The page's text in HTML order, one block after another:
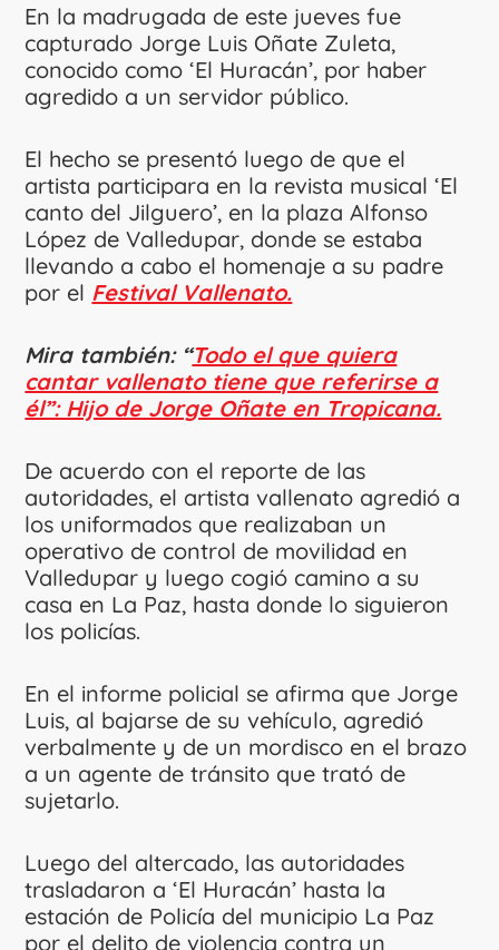
En la madrugada de este jueves fue
capturado Jorge Luis Oñate Zuleta,
conocido como ‘El Huracán’, por haber
agredido a un servidor público.
El hecho se presentó luego de que el
artista participara en la revista musical ‘El
canto del Jilguero’, en la plaza Alfonso
López de Valledupar, donde se estaba
llevando a cabo el homenaje a su padre
por el Festival Vallenato.
Mira también: “Todo el que quiera
cantar vallenato tiene que referirse a
él”: Hijo de Jorge Oñate en Tropicana.
De acuerdo con el reporte de las
autoridades, el artista vallenato agredió a
los uniformados que realizaban un
operativo de control de movilidad en
Valledupar y luego cogió camino a su
casa en La Paz, hasta donde lo siguieron
los policías.
En el informe policial se afirma que Jorge
Luis, al bajarse de su vehículo, agredió
verbalmente y de un mordisco en el brazo
a un agente de tránsito que trató de
sujetarlo.
Luego del altercado, las autoridades
trasladaron a ‘El Huracán’ hasta la
estación de Policía del municipio La Paz
por el delito de violencia contra un